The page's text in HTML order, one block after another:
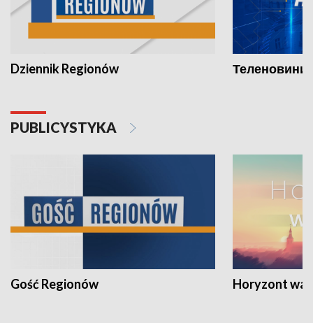
Dziennik Regionów Теленовини
PUBLICYSTYKA
Gość Regionów Horyzont